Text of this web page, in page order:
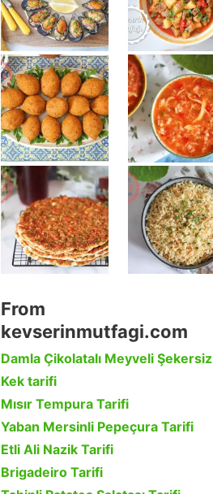
From
kevserinmutfagi.com
Damla Çikolatalı Meyveli Şekersiz
Kek tarifi
Mısır Tempura Tarifi
Yaban Mersinli Pepeçura Tarifi
Etli Ali Nazik Tarifi
Brigadeiro Tarifi